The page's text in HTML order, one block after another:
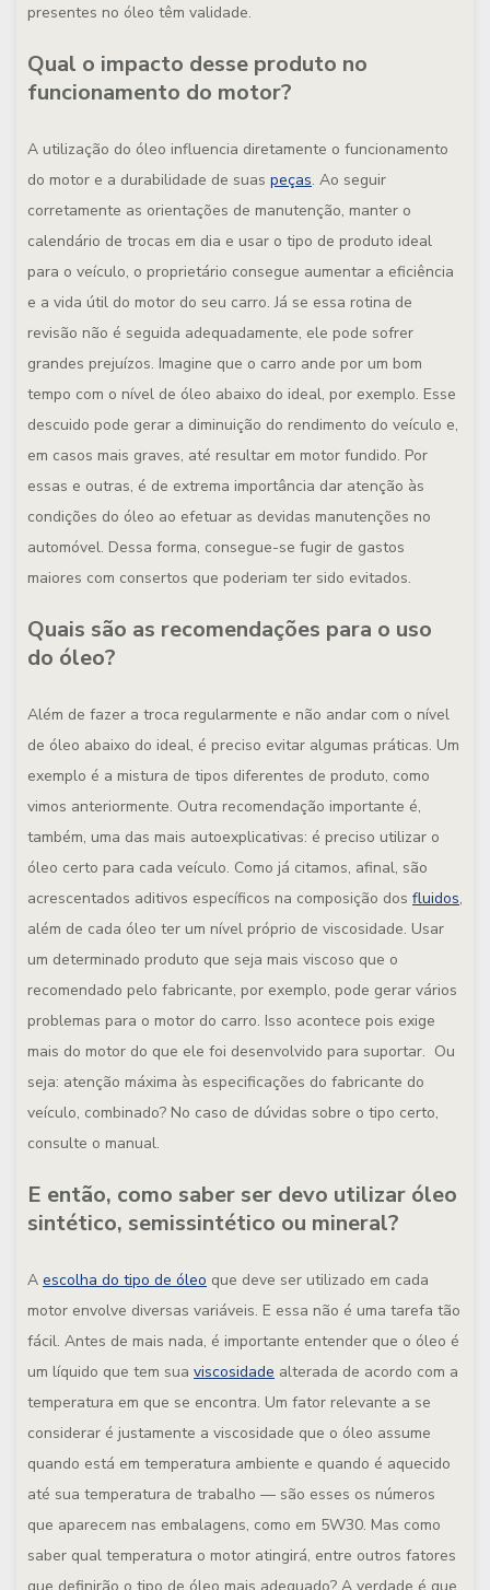
presentes no óleo têm validade.
Qual o impacto desse produto no
funcionamento do motor?
A utilização do óleo influencia diretamente o funcionamento
do motor e a durabilidade de suas peças. Ao seguir
corretamente as orientações de manutenção, manter o
calendário de trocas em dia e usar o tipo de produto ideal
para o veículo, o proprietário consegue aumentar a eficiência
e a vida útil do motor do seu carro. Já se essa rotina de
revisão não é seguida adequadamente, ele pode sofrer
grandes prejuízos. Imagine que o carro ande por um bom
tempo com o nível de óleo abaixo do ideal, por exemplo. Esse
descuido pode gerar a diminuição do rendimento do veículo e,
em casos mais graves, até resultar em motor fundido. Por
essas e outras, é de extrema importância dar atenção às
condições do óleo ao efetuar as devidas manutenções no
automóvel. Dessa forma, consegue-se fugir de gastos
maiores com consertos que poderiam ter sido evitados.
Quais são as recomendações para o uso
do óleo?
Além de fazer a troca regularmente e não andar com o nível
de óleo abaixo do ideal, é preciso evitar algumas práticas. Um
exemplo é a mistura de tipos diferentes de produto, como
vimos anteriormente. Outra recomendação importante é,
também, uma das mais autoexplicativas: é preciso utilizar o
óleo certo para cada veículo. Como já citamos, afinal, são
acrescentados aditivos específicos na composição dos fluidos,
além de cada óleo ter um nível próprio de viscosidade. Usar
um determinado produto que seja mais viscoso que o
recomendado pelo fabricante, por exemplo, pode gerar vários
problemas para o motor do carro. Isso acontece pois exige
mais do motor do que ele foi desenvolvido para suportar. Ou
seja: atenção máxima às especificações do fabricante do
veículo, combinado? No caso de dúvidas sobre o tipo certo,
consulte o manual.
E então, como saber ser devo utilizar óleo
sintético, semissintético ou mineral?
A escolha do tipo de óleo que deve ser utilizado em cada
motor envolve diversas variáveis. E essa não é uma tarefa tão
fácil. Antes de mais nada, é importante entender que o óleo é
um líquido que tem sua viscosidade alterada de acordo com a
temperatura em que se encontra. Um fator relevante a se
considerar é justamente a viscosidade que o óleo assume
quando está em temperatura ambiente e quando é aquecido
até sua temperatura de trabalho — são esses os números
que aparecem nas embalagens, como em 5W30. Mas como
saber qual temperatura o motor atingirá, entre outros fatores